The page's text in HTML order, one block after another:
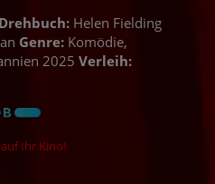
Drehbuch: Helen Fielding
Genre: Komödie,
2025 Verleih:
Ihr Kino!